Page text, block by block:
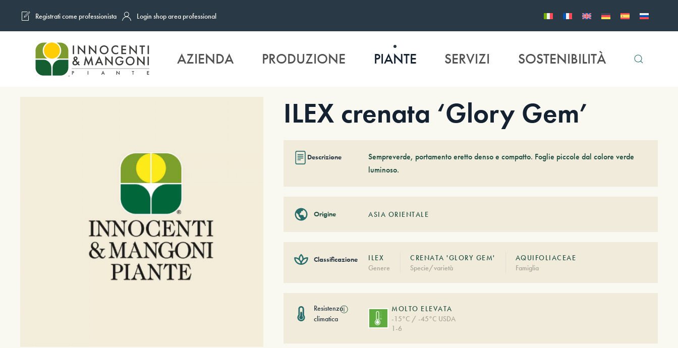
Skip to main content
Registrati come professionista Login shop area professional
AZIENDA PRODUZIONE PIANTE SERVIZI SOSTENIBILITÀ
ILEX crenata ‘Glory Gem’
Descrizione
Sempreverde, portamento eretto denso e compatto. Foglie piccole dal colore verde
luminoso.
Origine ASIA ORIENTALE
Classificazione
ILEX
Genere
CRENATA 'GLORY GEM'
Specie/varietà
AQUIFOLIACEAE
Famiglia
Resistenza
climatica
ⓘ
MOLTO ELEVATA
-15°C / -45°C USDA
1-6